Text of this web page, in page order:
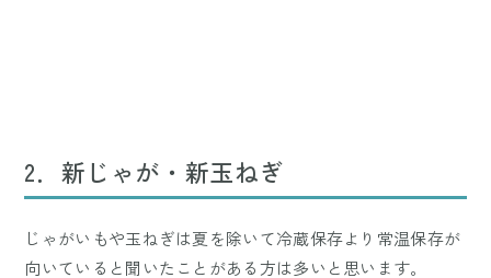
2．新じゃが・新玉ねぎ
じゃがいもや玉ねぎは夏を除いて冷蔵保存より常温保存が
向いていると聞いたことがある方は多いと思います。